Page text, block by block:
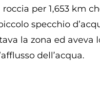
per 1,653 km
specchio
la zona ed aveva
dell’acqua.